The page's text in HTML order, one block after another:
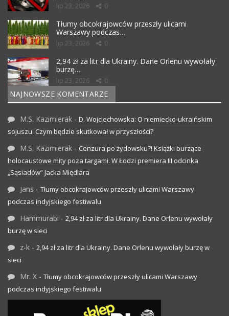
lip 23, 2026 0
Tłumy obcokrajowców przeszły ulicami
Warszawy podczas…
lip 23, 2026 0
2,94 zł za litr dla Ukrainy. Dane Orlenu wywołały
burzę…
lip 23, 2026 0
NAJNOWSZE KOMENTARZE
M.S. Kazimierak - D. Wojciechowska: O niemiecko-ukraińskim
sojuszu. Czym będzie skutkował w przyszłości?
M.S. Kazimierak - Cenzura po żydowsku?! Książki burzące
holocaustowe mity poza targami. W Łodzi premiera III odcinka
„Sąsiadów” Jacka Międlara
Jans - Tłumy obcokrajowców przeszły ulicami Warszawy
podczas indyjskiego festiwalu
Hammurabi - 2,94 zł za litr dla Ukrainy. Dane Orlenu wywołały
burzę w sieci
z-k - 2,94 zł za litr dla Ukrainy. Dane Orlenu wywołały burzę w
sieci
Mr. X - Tłumy obcokrajowców przeszły ulicami Warszawy
podczas indyjskiego festiwalu